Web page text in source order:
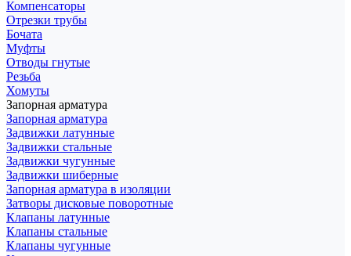
Компенсаторы
Отрезки трубы
Бочата
Муфты
Отводы гнутые
Резьба
Хомуты
Запорная арматура
Запорная арматура
Задвижки латунные
Задвижки стальные
Задвижки чугунные
Задвижки шиберные
Запорная арматура в изоляции
Затворы дисковые поворотные
Клапаны латунные
Клапаны стальные
Клапаны чугунные